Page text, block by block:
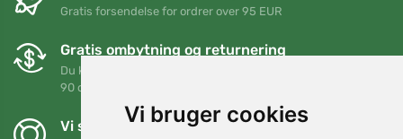
Vi bruger cookies
Gratis forsendelse for ordrer over 95 EUR
Gratis ombytning og returnering
Du kan returnere eller bytte din ordre når som helst inden for
90 dage
Vi støtter Trees.org